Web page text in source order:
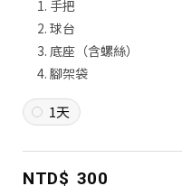
手把
球台
底座（含螺絲）
腳架袋
1天
NTD$ 300